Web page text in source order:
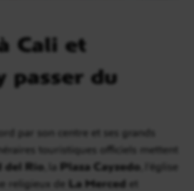
Cali et
passer du
par son centre et ses grands
touristiques officiels mettent
del Río , la Plaza Cayzedo , l’église
religieux de La Merced et